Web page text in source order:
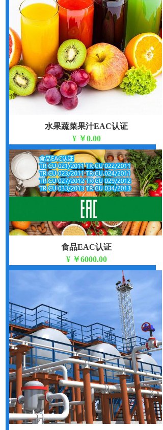
水果蔬菜果汁EAC认证
¥ ￥0.00
食品EAC认证
¥ ￥6000.00